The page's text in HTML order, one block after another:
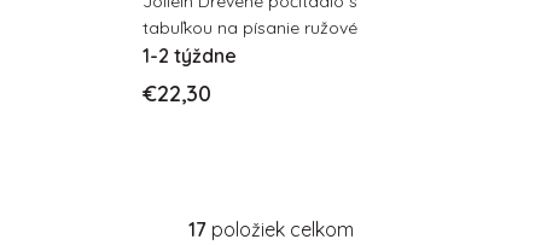
tabuľkou na písanie ružové
1-2 týždne
€22,30
17položiek celkom